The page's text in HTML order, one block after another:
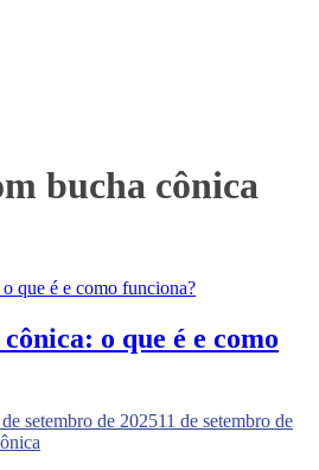
para Indústrias
bucha cônica
o que é e como
de setembro de 202511 de setembro de